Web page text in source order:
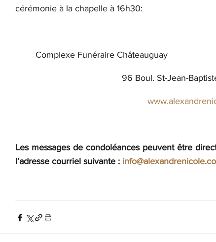
cérémonie à la chapelle à 16h30:
Complexe Funéraire Châteauguay
96 Boul. St-Jean-
Les messages de condoléances peuvent être
l’adresse courriel suivante :